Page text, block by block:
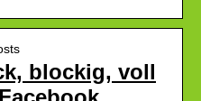
blockig, voll